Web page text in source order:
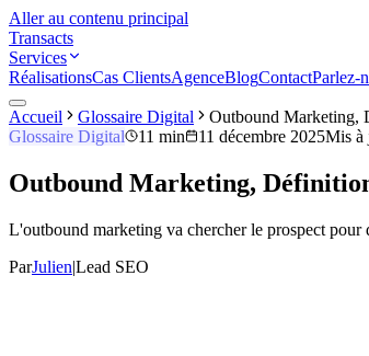
Aller au contenu principal
Transacts
Services
RéalisationsCas ClientsAgenceBlogContactParlez-
Accueil Glossaire Digital
Outbound Marketing,
Glossaire Digital
11 min 11 décembre 2025Mis à
Outbound Marketing,
L'outbound marketing va chercher le prospect pour
ParJulien|Lead SEO